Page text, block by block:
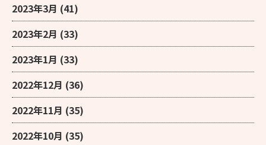
2023年3月 (41)
2023年2月 (33)
2023年1月 (33)
2022年12月 (36)
2022年11月 (35)
2022年10月 (35)